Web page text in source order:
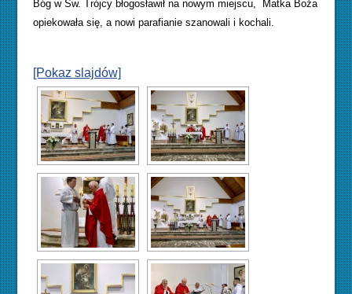
Bóg w Św. Trójcy błogosławił na nowym miejscu, Matka Boża
opiekowała się, a nowi parafianie szanowali i kochali.
[Pokaz slajdów]